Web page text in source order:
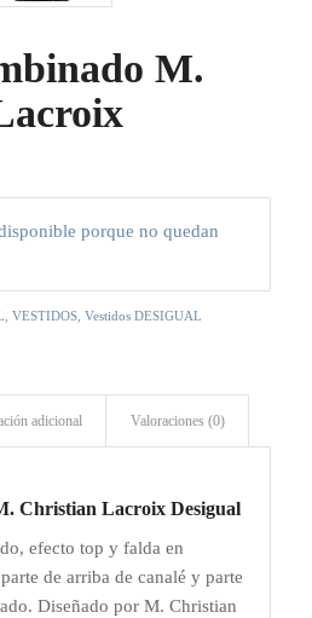
M.
porque no quedan
VESTIDOS, Vestidos DESIGUAL
adicional Valoraciones (0)
Christian Lacroix Desigual
efecto top y falda en
de arriba de canalé y parte
Diseñado por M. Christian